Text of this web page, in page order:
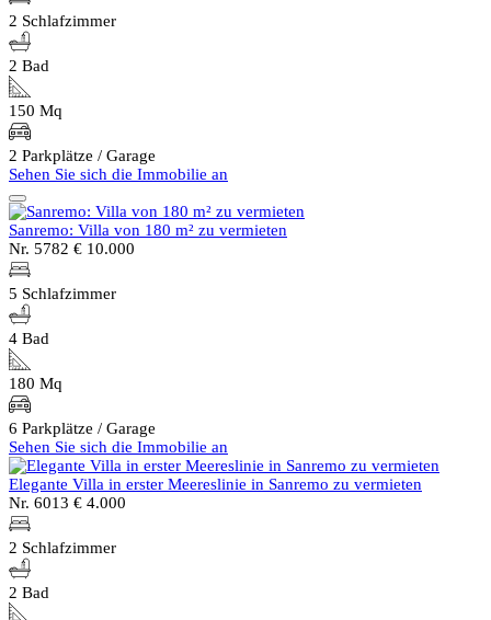
2 Schlafzimmer
2 Bad
150 Mq
2 Parkplätze / Garage
Sehen Sie sich die Immobilie an
Sanremo: Villa von 180 m² zu vermieten
Nr. 5782 € 10.000
5 Schlafzimmer
4 Bad
180 Mq
6 Parkplätze / Garage
Sehen Sie sich die Immobilie an
Elegante Villa in erster Meereslinie in Sanremo zu vermieten
Nr. 6013 € 4.000
2 Schlafzimmer
2 Bad